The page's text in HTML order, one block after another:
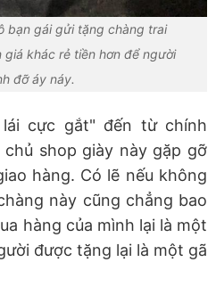
bạn gái gửi tặng chàng trai
khác rẻ tiền hơn để người
đỡ áy náy.
cực gắt" đến từ chính
shop giày này gặp gỡ
hàng. Có lẽ nếu không
này cũng chẳng bao
hàng của mình lại là một
được tặng lại là một gã